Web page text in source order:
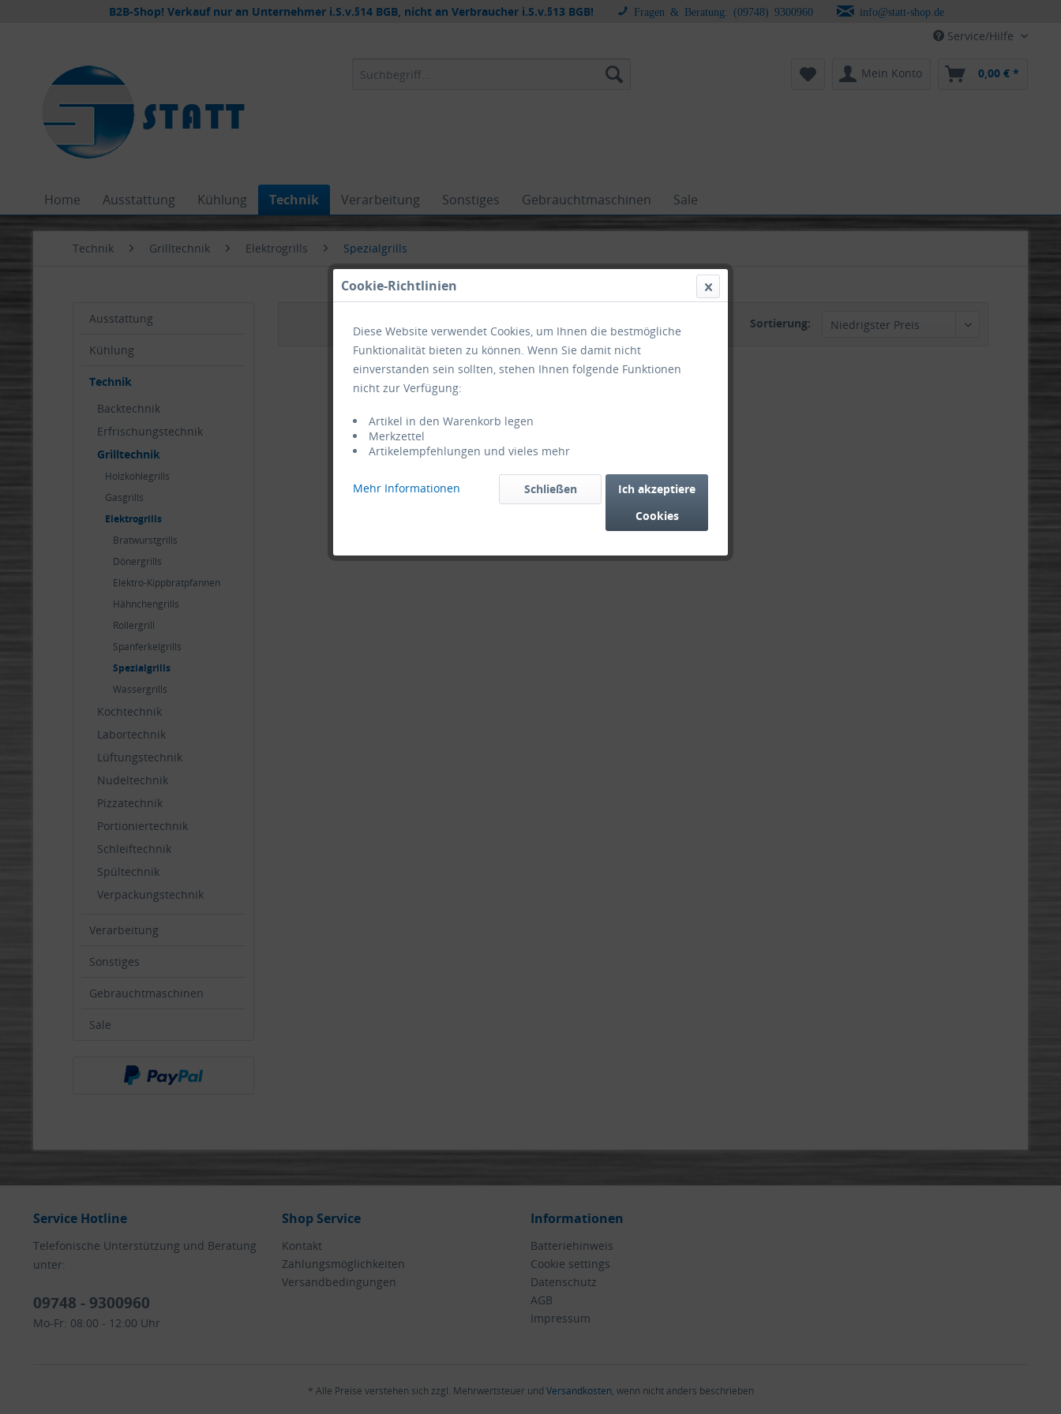
B2B-Shop! Verkauf nur an Unternehmer i.S.v.§14 BGB, nicht an Verbraucher i.S.v.§13 BGB! Fragen & Beratung: (09748) 9300960 info@statt-shop.de
Service/Hilfe
Mein Konto 0,00 € *
Home Ausstattung Kühlung Technik Verarbeitung Sonstiges Gebrauchtmaschinen Sale
Technik Grilltechnik Elektrogrills Spezialgrills
Ausstattung
Kühlung
Technik
Backtechnik
Erfrischungstechnik
Grilltechnik
Holzkohlegrills
Gasgrills
Elektrogrills
Bratwurstgrills
Dönergrills
Elektro-Kippbratpfannen
Hähnchengrills
Rollergrill
Spanferkelgrills
Spezialgrills
Wassergrills
Kochtechnik
Labortechnik
Lüftungstechnik
Nudeltechnik
Pizzatechnik
Portioniertechnik
Schleiftechnik
Spültechnik
Verpackungstechnik
Verarbeitung
Sonstiges
Gebrauchtmaschinen
Sale
Sortierung:
Service Hotline
Telefonische Unterstützung und Beratung
unter:
09748 - 9300960
Mo-Fr: 08:00 - 12:00 Uhr
Shop Service
Kontakt
Zahlungsmöglichkeiten
Versandbedingungen
Informationen
Batteriehinweis
Cookie settings
Datenschutz
AGB
Impressum
* Alle Preise verstehen sich zzgl. Mehrwertsteuer und Versandkosten, wenn nicht anders beschrieben
Cookie-Richtlinien
Diese Website verwendet Cookies, um Ihnen die bestmögliche
Funktionalität bieten zu können. Wenn Sie damit nicht
einverstanden sein sollten, stehen Ihnen folgende Funktionen
nicht zur Verfügung:
Artikel in den Warenkorb legen
Merkzettel
Artikelempfehlungen und vieles mehr
Mehr Informationen
Ich akzeptiere
Cookies
Schließen